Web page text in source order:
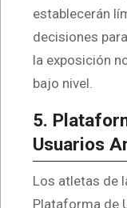
establecerán
decisiones
la exposición
bajo nivel.
5.
Usuarios
Los atletas de
Plataforma de